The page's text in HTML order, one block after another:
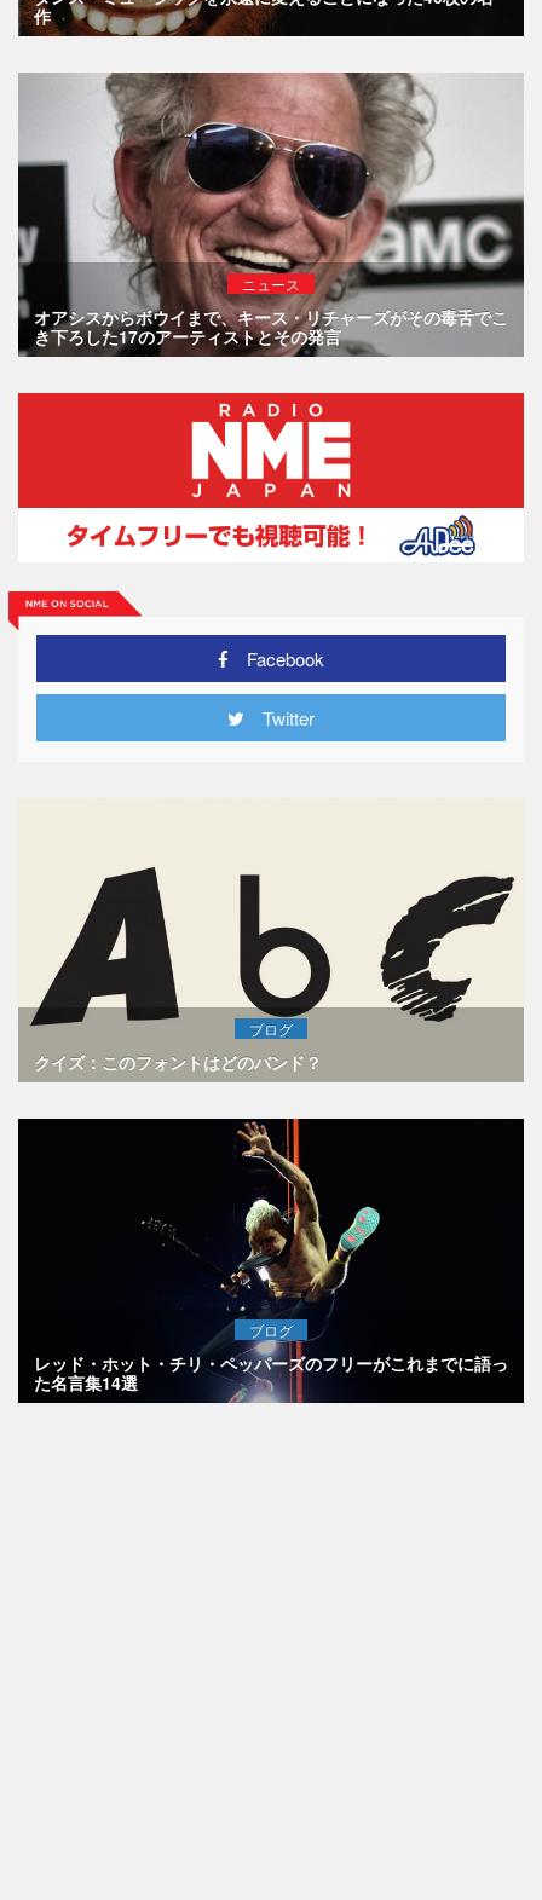
作
ニュース
オアシスからボウイまで、キース・リチャーズがその毒舌でこ
き下ろした17のアーティストとその発言
Facebook
Twitter
ブログ
クイズ：このフォントはどのバンド？
ブログ
レッド・ホット・チリ・ペッパーズのフリーがこれまでに語っ
た名言集14選